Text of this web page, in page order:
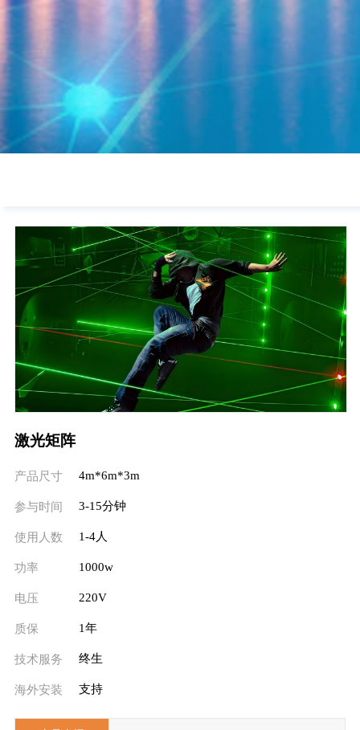
激光矩阵
产品尺寸 4m*6m*3m
参与时间 3-15分钟
使用人数 1-4人
功率 1000w
电压 220V
质保 1年
技术服务 终生
海外安装 支持